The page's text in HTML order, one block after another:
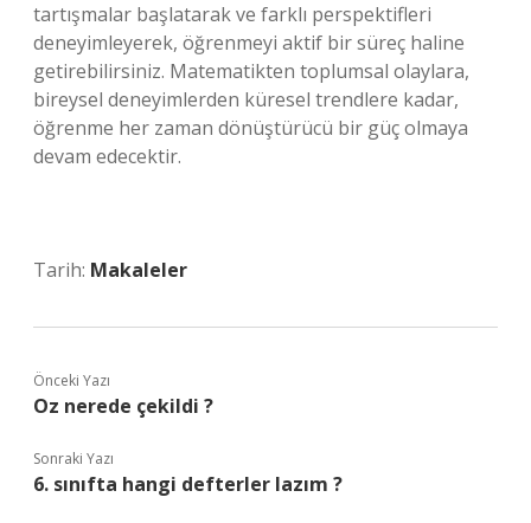
tartışmalar başlatarak ve farklı perspektifleri
deneyimleyerek, öğrenmeyi aktif bir süreç haline
getirebilirsiniz. Matematikten toplumsal olaylara,
bireysel deneyimlerden küresel trendlere kadar,
öğrenme her zaman dönüştürücü bir güç olmaya
devam edecektir.
Tarih: Makaleler
Önceki Yazı
Oz nerede çekildi ?
Sonraki Yazı
6. sınıfta hangi defterler lazım ?